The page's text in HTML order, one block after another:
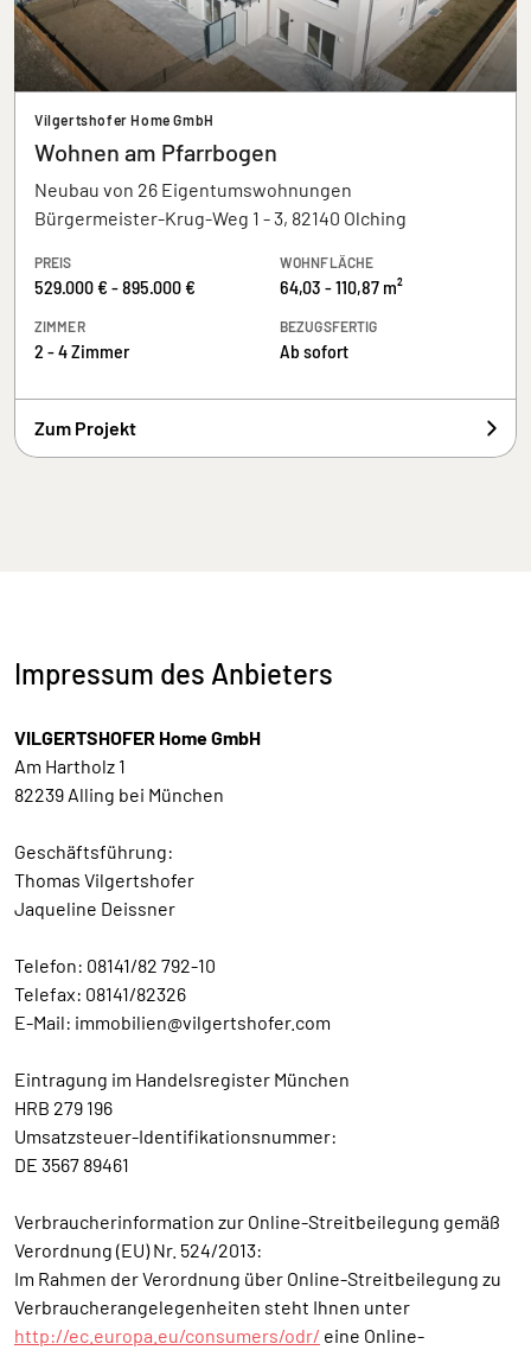
Vilgertshofer Home GmbH
Wohnen am Pfarrbogen
Neubau von 26 Eigentumswohnungen
Bürgermeister-Krug-Weg 1 - 3, 82140 Olching
PREIS
529.000 € - 895.000 €
WOHNFLÄCHE
64,03 - 110,87 m²
ZIMMER
2 - 4 Zimmer
BEZUGSFERTIG
Ab sofort
Zum Projekt
Impressum des Anbieters
VILGERTSHOFER Home GmbH
Am Hartholz 1
82239 Alling bei München
Geschäftsführung:
Thomas Vilgertshofer
Jaqueline Deissner
Telefon: 08141/82 792-10
Telefax: 08141/82326
E-Mail: immobilien@vilgertshofer.com
Eintragung im Handelsregister München
HRB 279 196
Umsatzsteuer-Identifikationsnummer:
DE 3567 89461
Verbraucherinformation zur Online-Streitbeilegung gemäß
Verordnung (EU) Nr. 524/2013:
Im Rahmen der Verordnung über Online-Streitbeilegung zu
Verbraucherangelegenheiten steht Ihnen unter
http://ec.europa.eu/consumers/odr/ eine Online-